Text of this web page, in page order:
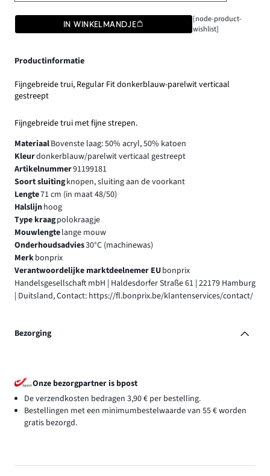
IN WINKELMANDJE
[node-product-
wishlist]
Productinformatie
Fijngebreide trui, Regular Fit donkerblauw-parelwit verticaal
gestreept
Fijngebreide trui met fijne strepen.
MateriaalBovenste laag: 50% acryl, 50% katoen
Kleurdonkerblauw/parelwit verticaal gestreept
Artikelnummer91199181
Soort sluitingknopen, sluiting aan de voorkant
Lengte71 cm (in maat 48/50)
Halslijnhoog
Type kraagpolokraagje
Mouwlengtelange mouw
Onderhoudsadvies30°C (machinewas)
Merkbonprix
Verantwoordelijke marktdeelnemer EUbonprix
Handelsgesellschaft mbH | Haldesdorfer Straße 61 | 22179 Hamburg
| Duitsland, Contact: https://fl.bonprix.be/klantenservices/contact/
Bezorging
Onze bezorgpartner is bpost
De verzendkosten bedragen 3,90 € per bestelling.
Bestellingen met een minimumbestelwaarde van 55 € worden
gratis bezorgd.